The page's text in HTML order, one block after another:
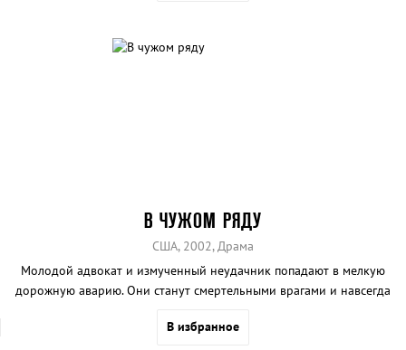
В ЧУЖОМ РЯДУ
США, 2002, Драма
Молодой адвокат и измученный неудачник попадают в мелкую
дорожную аварию. Они станут смертельными врагами и навсегда
В избранное